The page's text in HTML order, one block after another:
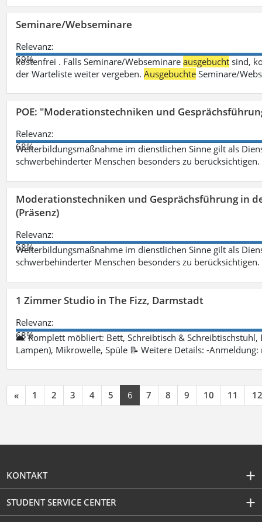
Seminare/Webseminare
Relevanz:
69%
kostenfrei . Falls Seminare/Webseminareausgebucht sind,
der Warteliste weiter vergeben.Ausgebuchte Seminare/
POE: "Moderationstechniken und
Relevanz:
68%
Weiterbildungsmaßnahme im dienstlichen Sinne gilt als
schwerbehinderter Menschen besonders zu berücksichtigen.
Moderationstechniken und Gesprächsführung in
(Präsenz)
Relevanz:
68%
Weiterbildungsmaßnahme im dienstlichen Sinne gilt als
schwerbehinderter Menschen besonders zu berücksichtigen.
1 Zimmer Studio in The Fizz, Darmstadt
Relevanz:
68%
🛋 Komplett möbliert: Bett, Schreibtisch & Schreibtischstuhl,
Lampen), Mikrowelle, Spüle 📝 Weitere Details: -
« 1 2 3 4 5 6 7 8 9 10 11 12
KONTAKT
STUDENT SERVICE CENTER